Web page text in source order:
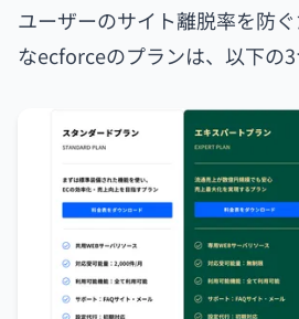
ユーザーのサイト離脱率を防
なecforceのプランは、以下の3